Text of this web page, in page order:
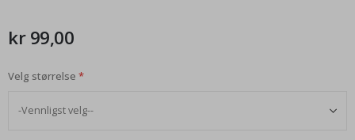
kr 99,00
Velg størrelse